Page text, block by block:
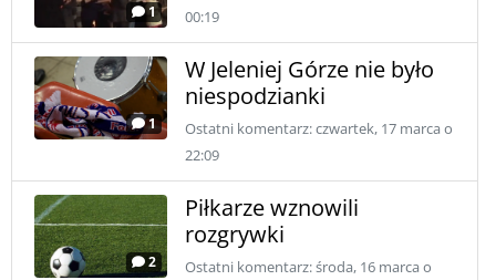
1 00:19
1
W Jeleniej Górze nie było
niespodzianki
Ostatni komentarz: czwartek, 17 marca o
22:09
2
Piłkarze wznowili
rozgrywki
Ostatni komentarz: środa, 16 marca o